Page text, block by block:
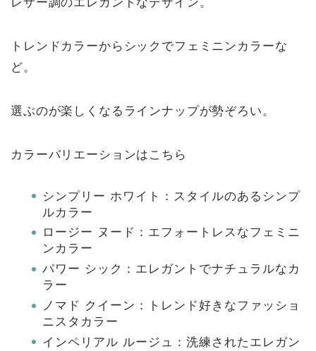
トレンドカラーからシックでフェミニンカラーな
ど。
選ぶのが楽しくなるラインナップが勢ぞろい。
カラーバリエーションはこちら
シンプリー ホワイト：スタイルのあるシンプ
ルカラー
ロージー ヌード：エフォートレスなフェミニ
ンカラー
パワー シック：エレガントでナチュラルなカ
ラー
ノマド クイーン：トレンド好きなファッショ
ニスタカラー
インペリアル ルージュ：洗練されたエレガン